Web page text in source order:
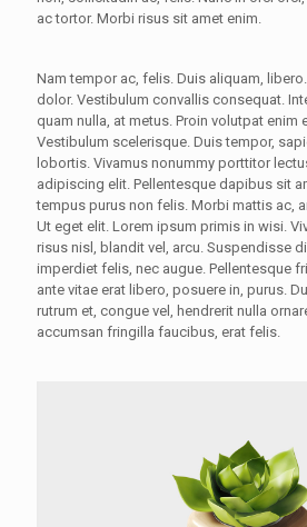
ac tortor. Morbi risus sit amet enim.
Nam tempor ac, felis. Duis aliquam,
dolor. Vestibulum convallis consequat.
quam nulla, at metus. Proin volutpat enim
Vestibulum scelerisque. Duis tempor,
lobortis. Vivamus nonummy porttitor
adipiscing elit. Pellentesque dapibus sit
tempus purus non felis. Morbi mattis ac,
Ut eget elit. Lorem ipsum primis in wisi.
risus nisl, blandit vel, arcu. Suspendisse
imperdiet felis, nec augue. Pellentesque
ante vitae erat libero, posuere in, purus.
rutrum et, congue vel, hendrerit nulla
accumsan fringilla faucibus, erat felis.